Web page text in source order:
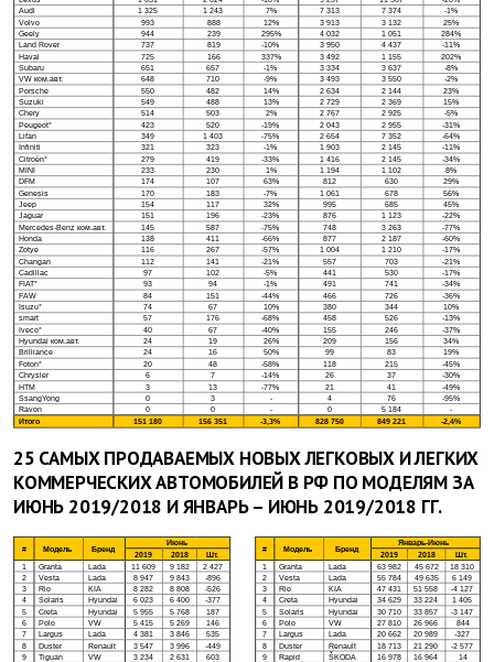
25 САМЫХ ПРОДАВАЕМЫХ НОВЫХ ЛЕГКОВЫХ И ЛЕГКИХ
КОММЕРЧЕСКИХ АВТОМОБИЛЕЙ В РФ ПО МОДЕЛЯМ ЗА
ИЮНЬ 2019/2018 И ЯНВАРЬ – ИЮНЬ 2019/2018 ГГ.